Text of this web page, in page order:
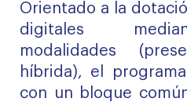
Orientado a la
digitales
modalidades
híbrida), el
con un bloque